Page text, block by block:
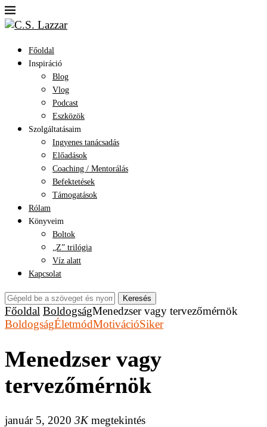
Főoldal
Inspiráció
Blog
Vlog
Podcast
Eszközök
Szolgáltatásaim
Ingyenes tanácsadás
Előadások
Coaching / Mentorálás
Befektetések
Támogatások
Rólam
Könyveim
Boltok
„Z” trilógia
Víz alatt
Kapcsolat
Keresés
Főoldal BoldogságMenedzser vagy tervezőmérnök
BoldogságÉletmódMotivációSiker
Menedzser vagy
tervezőmérnök
január 5, 2020 3Kmegtekintés